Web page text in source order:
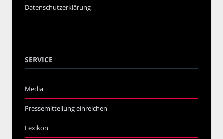
Datenschutzerklärung
SERVICE
Media
Pressemitteilung einreichen
Lexikon